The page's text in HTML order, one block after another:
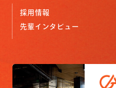
採用情報
先輩インタビュー